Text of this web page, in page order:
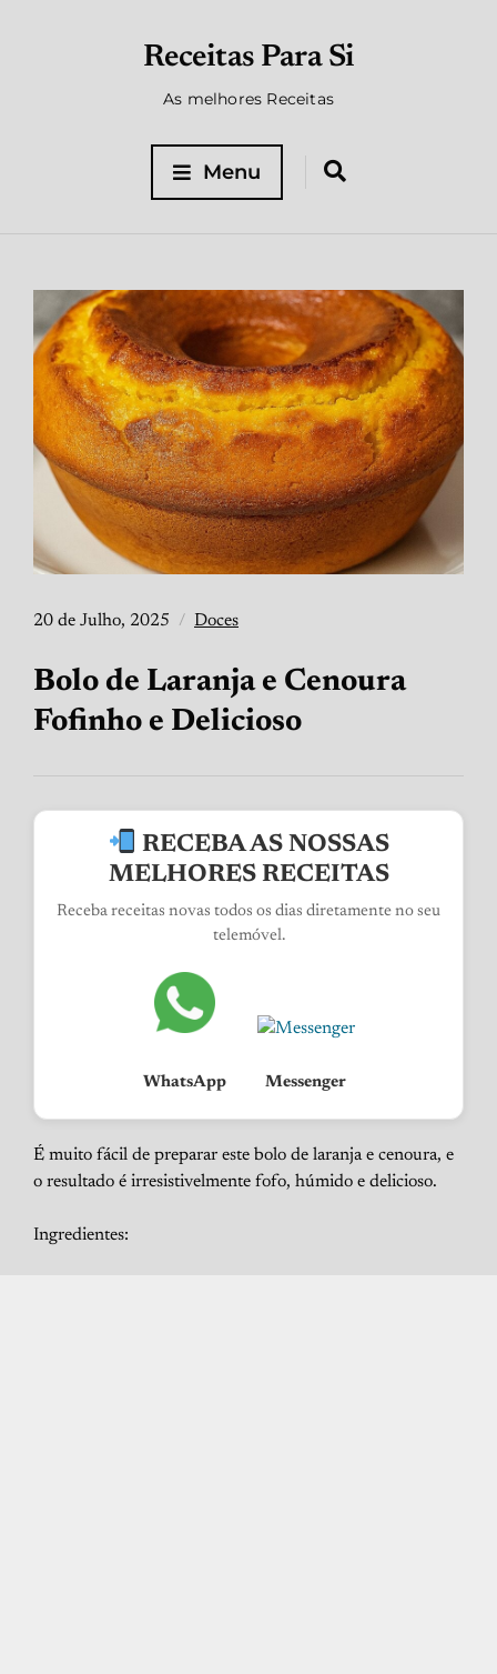
Receitas Para Si
As melhores Receitas
Menu
20 de Julho, 2025 Doces
Bolo de Laranja e Cenoura
Fofinho e Delicioso
RECEBA AS NOSSAS
MELHORES RECEITAS
Receba receitas novas todos os dias diretamente no seu
telemóvel.
WhatsApp Messenger
É muito fácil de preparar este bolo de laranja e cenoura, e
o resultado é irresistivelmente fofo, húmido e delicioso.
Ingredientes: